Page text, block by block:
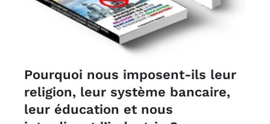
Pourquoi nous imposent-ils leur
religion, leur système bancaire,
leur éducation et nous